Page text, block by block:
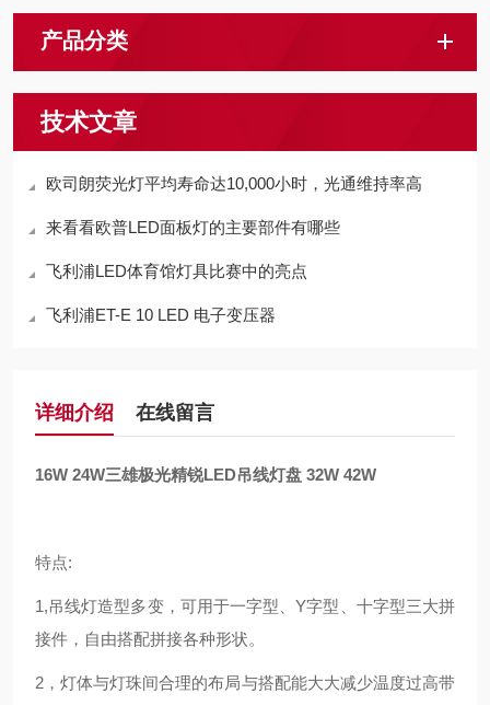
产品分类
技术文章
欧司朗荧光灯平均寿命达10,000小时，光通维持率高
来看看欧普LED面板灯的主要部件有哪些
飞利浦LED体育馆灯具比赛中的亮点
飞利浦ET-E 10 LED 电子变压器
详细介绍 在线留言
16W 24W三雄极光精锐LED吊线灯盘 32W 42W
特点:
1,吊线灯造型多变，可用于一字型、Y字型、十字型三大拼
接件，自由搭配拼接各种形状。
2，灯体与灯珠间合理的布局与搭配能大大减少温度过高带